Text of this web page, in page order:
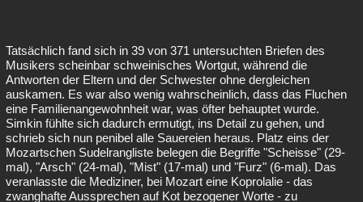
Tatsächlich fand sich in 39 von 371 untersuchten Briefen des
Musikers scheinbar schweinisches Wortgut, während die
Antworten der Eltern und der Schwester ohne dergleichen
auskamen. Es war also wenig wahrscheinlich, dass das Fluchen
eine Familienangewohnheit war, was öfter behauptet wurde.
Simkin fühlte sich dadurch ermutigt, ins Detail zu gehen, und
schrieb sich nun penibel alle Sauereien heraus. Platz eins der
Mozartschen Sudelrangliste belegen die Begriffe "Scheisse" (29-
mal), "Arsch" (24-mal), "Mist" (17-mal) und "Furz" (6-mal). Das
veranlasste die Mediziner, bei Mozart eine Koprolalie - das
zwanghafte Aussprechen auf Kot bezogener Worte - zu